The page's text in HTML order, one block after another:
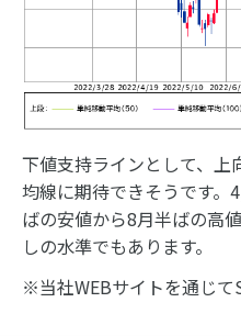
下値支持ラインとして、上
均線に期待できそうです。
ばの安値から8月半ばの高
しの水準でもあります。
※当社WEBサイトを通じて